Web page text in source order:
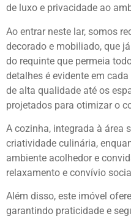
de luxo e privacidade ao
Ao entrar neste lar, somos
decorado e mobiliado, que
do requinte que permeia
detalhes é evidente em
de alta qualidade até os
projetados para otimizar o
A cozinha, integrada à área
criatividade culinária,
ambiente acolhedor e
relaxamento e convívio
Além disso, este imóvel
garantindo praticidade e